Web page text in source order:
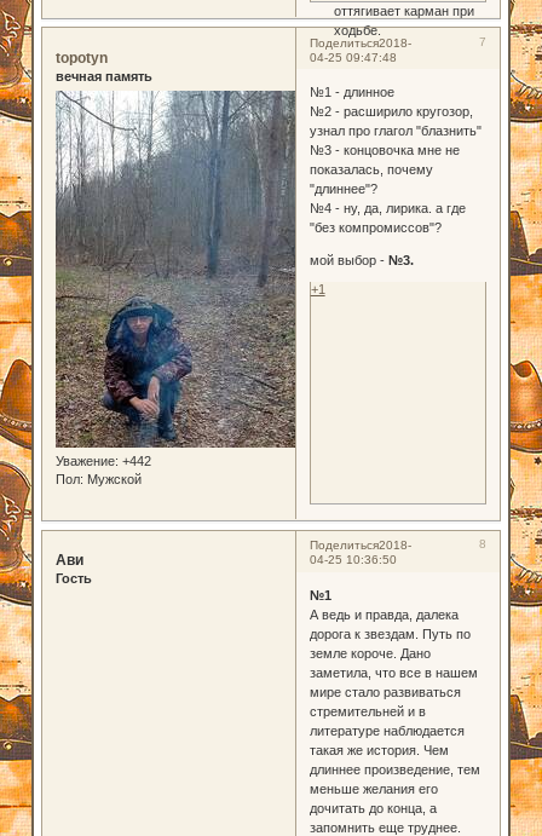
оттягивает карман при
ходьбе.
Поделиться 7
2018-
04-25 09:47:48
topotyn
вечная память
Уважение: +442
Пол: Мужской
№1 - длинное
№2 - расширило кругозор,
узнал про глагол "блазнить"
№3 - концовочка мне не
показалась, почему
"длиннее"?
№4 - ну, да, лирика. а где
"без компромиссов"?
мой выбор -№3.
+1
Поделиться 8
2018-
04-25 10:36:50
Ави
Гость
№1
А ведь и правда, далека
дорога к звездам. Путь по
земле короче. Дано
заметила, что все в нашем
мире стало развиваться
стремительней и в
литературе наблюдается
такая же история. Чем
длиннее произведение, тем
меньше желания его
дочитать до конца, а
запомнить еще труднее.